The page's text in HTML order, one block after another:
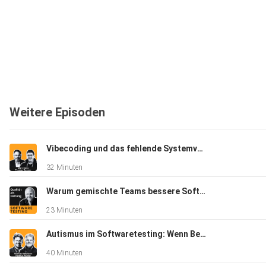
Weitere Episoden
Vibecoding und das fehlende Systemverständnis in der Praxis - Marc Bless, Thomas Ronzon
32 Minuten
Warum gemischte Teams bessere Software bauen - Claudia Nass Bauer
23 Minuten
Autismus im Softwaretesting: Wenn Begabung auf die Rennstrecke kommt - Helmut Pichler, Markus Kalbhenn
40 Minuten